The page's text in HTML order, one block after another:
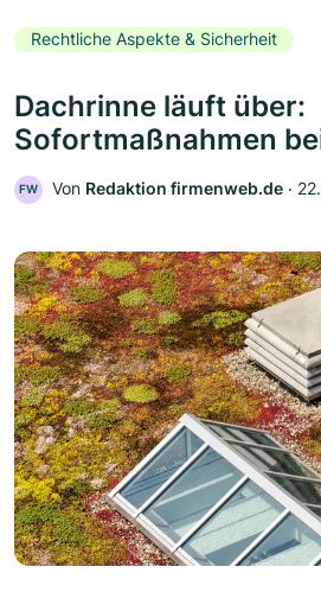
Rechtliche Aspekte & Sicherheit
Dachrinne läuft über:
Sofortmaßnahmen
FW Von Redaktion firmenweb.de ‧